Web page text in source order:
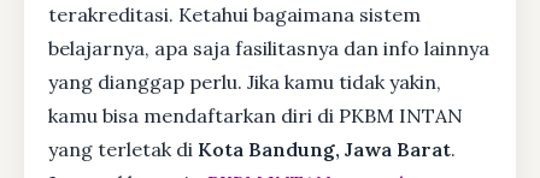
terakreditasi. Ketahui bagaimana sistem
belajarnya, apa saja fasilitasnya dan info lainnya
yang dianggap perlu. Jika kamu tidak yakin,
kamu bisa mendaftarkan diri di PKBM INTAN
yang terletak di Kota Bandung, Jawa Barat.